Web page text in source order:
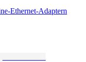
Ethernet-Adaptern